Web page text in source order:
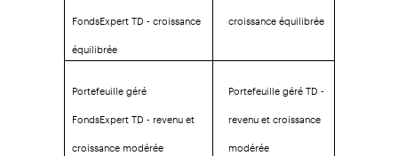
FondsExpert TD - croissance
équilibrée
croissance équilibrée
Portefeuille géré
FondsExpert TD - revenu et
croissance modérée
Portefeuille géré TD -
revenu et croissance
modérée